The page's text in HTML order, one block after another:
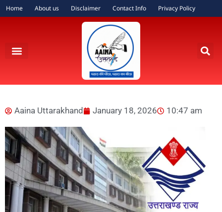
Home About us Disclaimer Contact Info Privacy Policy
Aaina Uttarakhand January 18, 2026 10:47 am